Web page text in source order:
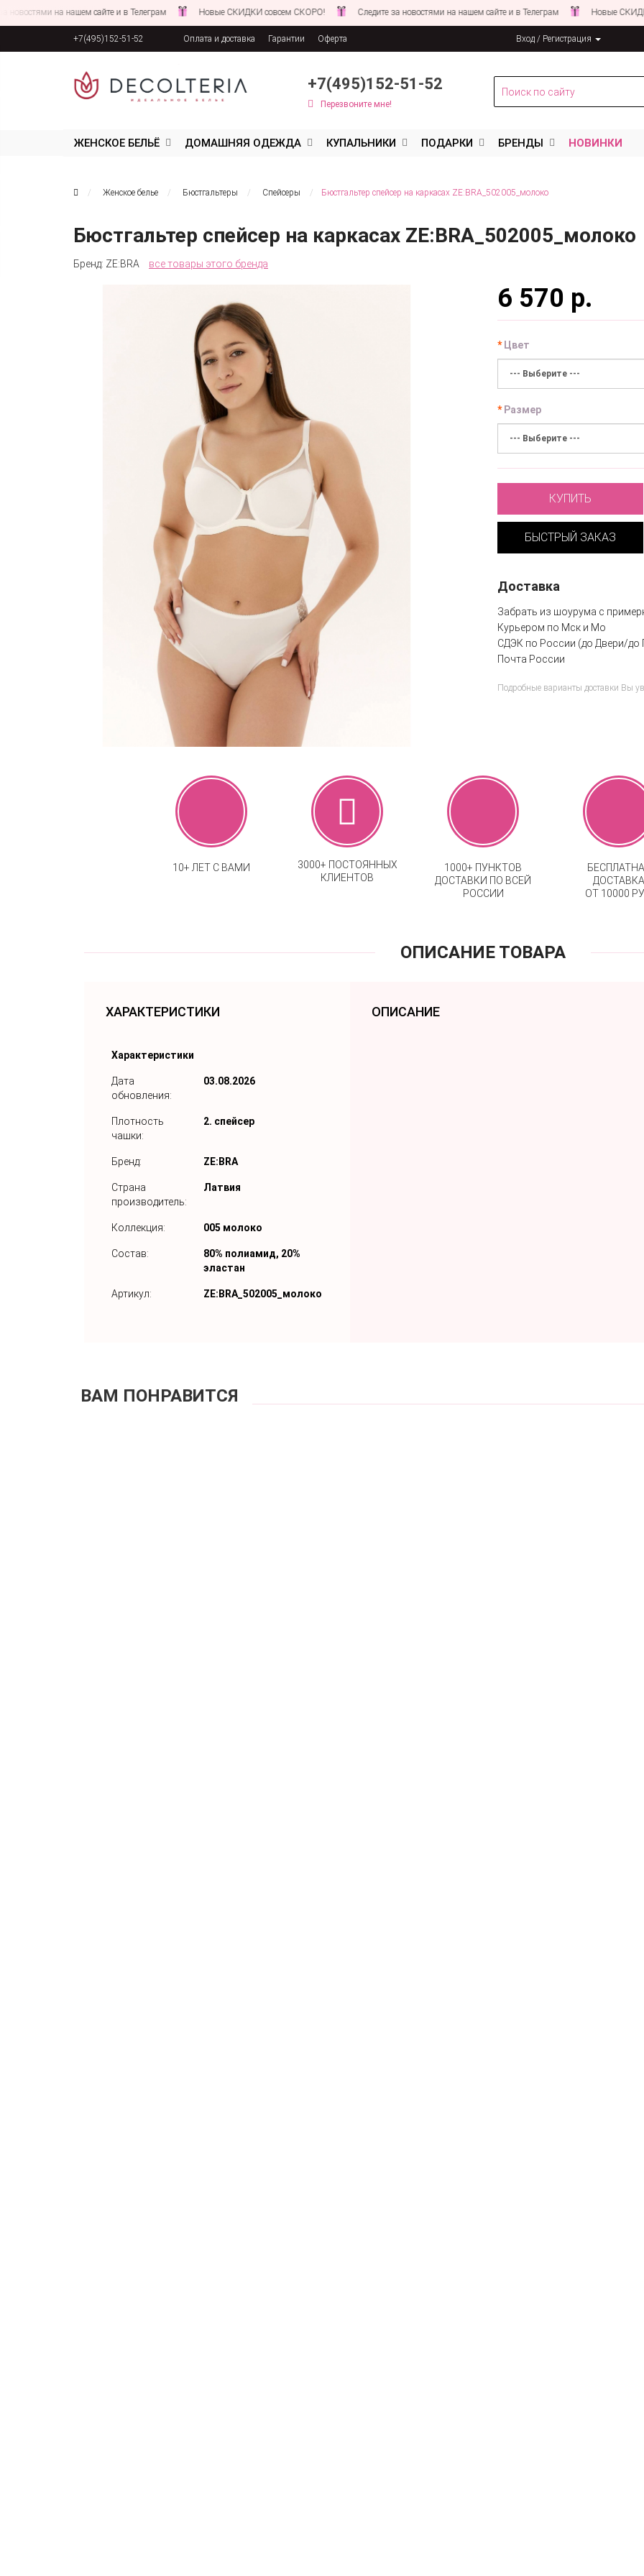
на нашем сайте и в Телеграм Новые СКИДКИ совсем СКОРО! Следите за новостями на нашем сайте и в Телеграм Новые СКИДКИ
+7(495)152-51-52 Оплата и доставка Гарантии Оферта Вход / Регистрация
+7(495)152-51-52
Перезвоните мне!
ЖЕНСКОЕ БЕЛЬЁ ДОМАШНЯЯ ОДЕЖДА КУПАЛЬНИКИ ПОДАРКИ БРЕНДЫ НОВИНКИ
Женское белье Бюстгальтеры Спейсеры Бюстгальтер спейсер на каркасах ZE:BRA_502005_молоко
Бюстгальтер спейсер на каркасах ZE:BRA_502005_молоко
Бренд: ZE:BRA все товары этого бренда
6 570 р.
Цвет
Размер
КУПИТЬ
БЫСТРЫЙ ЗАКАЗ
Доставка
Забрать из шоурума с
Курьером по Мск и Мо
СДЭК по России (до Двери/до
Почта России
Подробные варианты доставки Вы
10+ ЛЕТ С ВАМИ
3000+ ПОСТОЯННЫХ
КЛИЕНТОВ
1000+ ПУНКТОВ
ДОСТАВКИ ПО ВСЕЙ
РОССИИ
ДОСТАВКА
ОТ 10000
ОПИСАНИЕ ТОВАРА
ХАРАКТЕРИСТИКИ
Характеристики
Дата
обновления:
03.08.2026
Плотность
чашки:
2. спейсер
Бренд: ZE:BRA
Страна
производитель:
Латвия
Коллекция: 005 молоко
Состав:
80% полиамид, 20%
эластан
Артикул: ZE:BRA_502005_молоко
ОПИСАНИЕ
ВАМ ПОНРАВИТСЯ